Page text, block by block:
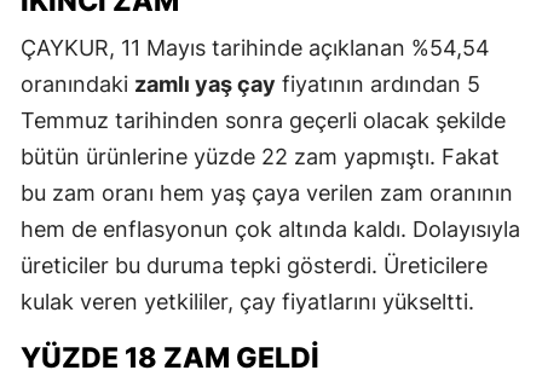
ÇAYKUR, 11 Mayıs tarihinde açıklanan %54,54
oranındaki zamlı yaş çay fiyatının ardından 5
Temmuz tarihinden sonra geçerli olacak şekilde
bütün ürünlerine yüzde 22 zam yapmıştı. Fakat
bu zam oranı hem yaş çaya verilen zam oranının
hem de enflasyonun çok altında kaldı. Dolayısıyla
üreticiler bu duruma tepki gösterdi. Üreticilere
kulak veren yetkililer, çay fiyatlarını yükseltti.
YÜZDE 18 ZAM GELDI